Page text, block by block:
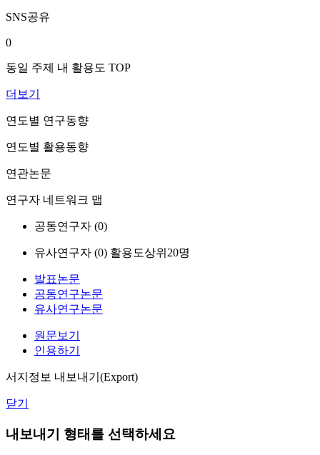
SNS공유
0
동일 주제 내 활용도 TOP
더보기
연도별 연구동향
연도별 활용동향
연관논문
연구자 네트워크 맵
공동연구자 (0)
유사연구자 (0) 활용도상위20명
발표논문
공동연구논문
유사연구논문
원문보기
인용하기
서지정보 내보내기(Export)
닫기
내보내기 형태를 선택하세요